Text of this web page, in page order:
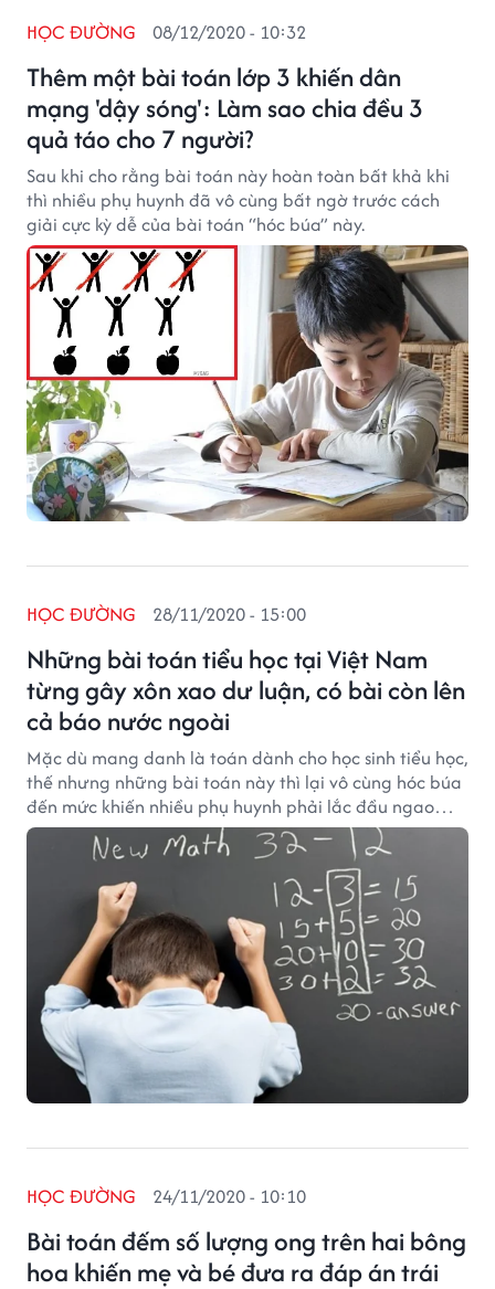
Thêm một bài toán lớp 3 khiến dân
mạng 'dậy sóng': Làm sao chia đều 3
quả táo cho 7 người?
HỌC ĐƯỜNG 08/12/2020 - 10:32
Sau khi cho rằng bài toán này hoàn toàn bất khả khi
thì nhiều phụ huynh đã vô cùng bất ngờ trước cách
giải cực kỳ dễ của bài toán “hóc búa” này.
Những bài toán tiểu học tại Việt Nam
từng gây xôn xao dư luận, có bài còn lên
cả báo nước ngoài
HỌC ĐƯỜNG 28/11/2020 - 15:00
Mặc dù mang danh là toán dành cho học sinh tiểu học,
thế nhưng những bài toán này thì lại vô cùng hóc búa
đến mức khiến nhiều phụ huynh phải lắc đầu ngao
ngán.
Bài toán đếm số lượng ong trên hai bông
hoa khiến mẹ và bé đưa ra đáp án trái
HỌC ĐƯỜNG 24/11/2020 - 10:10